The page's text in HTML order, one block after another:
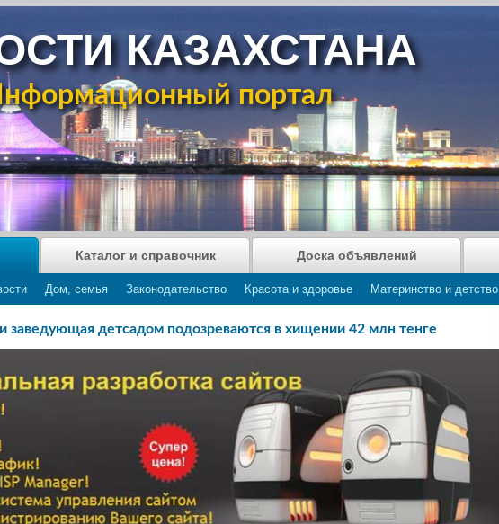
КАЗАХСТАНА
портал
Дом, семья Законодательство Красота и здоровье Материнство и детство
Каталог и справочник Доска объявлений
заведующая детсадом подозреваются в хищении 42 млн тенге